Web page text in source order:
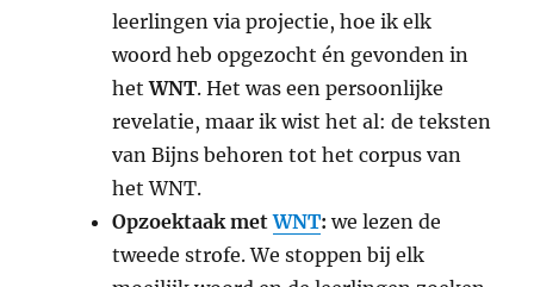
leerlingen via projectie, hoe ik elk
woord heb opgezocht én gevonden in
hetWNT. Het was een persoonlijke
revelatie, maar ik wist het al: de teksten
van Bijns behoren tot het corpus van
het WNT.
Opzoektaak metWNT: we lezen de
tweede strofe. We stoppen bij elk